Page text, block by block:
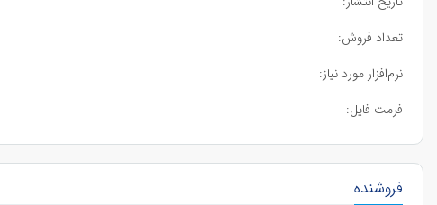
تعداد فروش:
نرم‌افزار مورد نیاز:
فرمت فایل:
فروشنده